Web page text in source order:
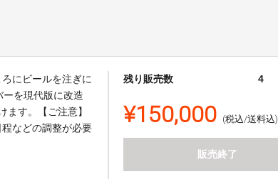
にビールを注ぎに
を現代版に改造
ます。【ご注意】
などの調整が必要
残り販売数 4
¥150,000 (税込/送料込)
販売終了